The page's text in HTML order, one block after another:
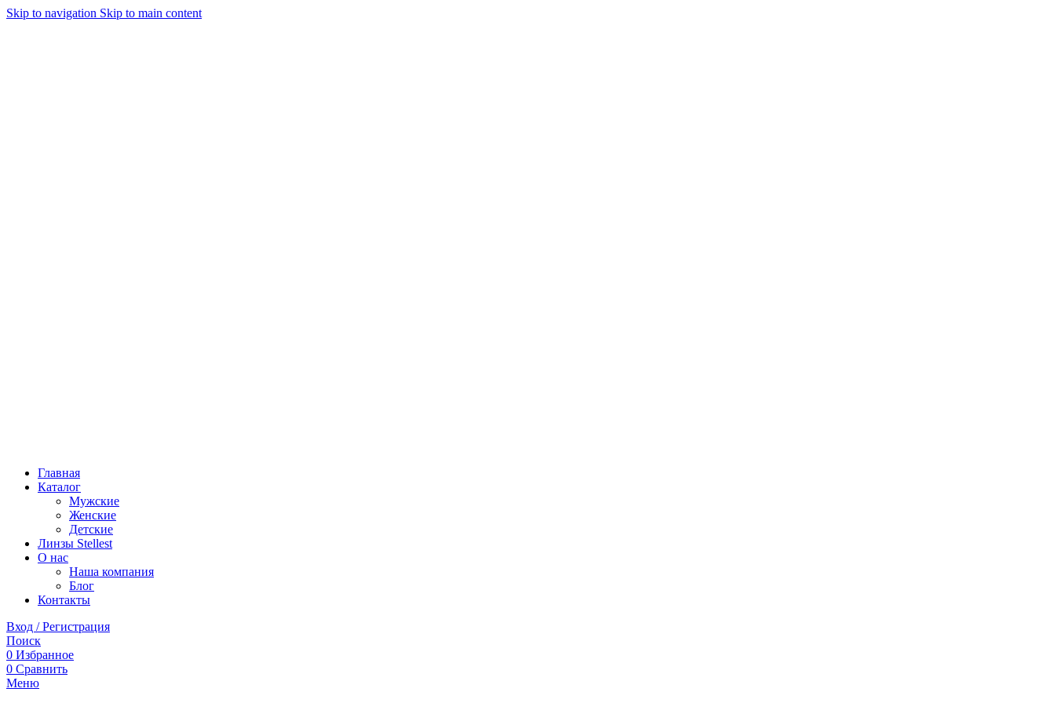
Skip to navigation Skip to main content
Главная
Каталог
Мужские
Женские
Детские
Линзы Stellest
О нас
Наша компания
Блог
Контакты
Вход / Регистрация
Поиск
0 Избранное
0 Сравнить
Меню